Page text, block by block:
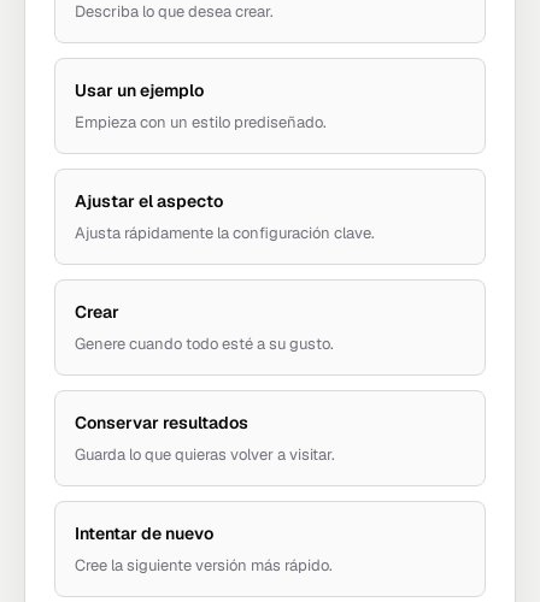
Describa lo que desea crear.
Usar un ejemplo
Empieza con un estilo prediseñado.
Ajustar el aspecto
Ajusta rápidamente la configuración clave.
Crear
Genere cuando todo esté a su gusto.
Conservar resultados
Guarda lo que quieras volver a visitar.
Intentar de nuevo
Cree la siguiente versión más rápido.